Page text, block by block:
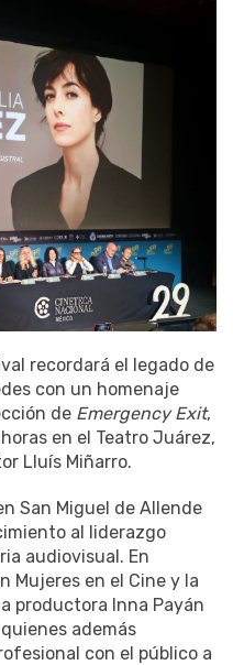
recordará el legado de
con un homenaje
de Emergency Exit,
en el Teatro Juárez,
Lluís Miñarro.
San Miguel de Allende
al liderazgo
audiovisual. En
Mujeres en el Cine y la
productora Inna Payán
además
con el público a